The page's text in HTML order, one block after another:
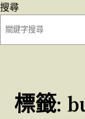
搜尋
標籤: